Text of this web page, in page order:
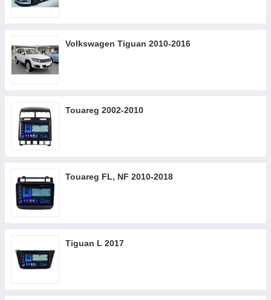
Volkswagen Tiguan 2010-2016
Touareg 2002-2010
Touareg FL, NF 2010-2018
Tiguan L 2017